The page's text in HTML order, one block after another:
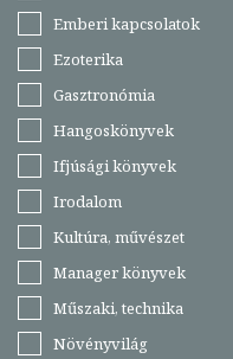
Emberi kapcsolatok
Ezoterika
Gasztronómia
Hangoskönyvek
Ifjúsági könyvek
Irodalom
Kultúra, művészet
Manager könyvek
Műszaki, technika
Növényvilág